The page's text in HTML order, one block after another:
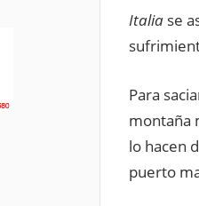
Italia se
Para
montaña
lo hacen
puerto